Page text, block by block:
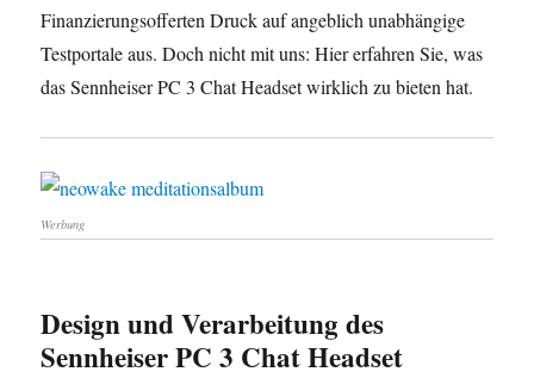
Finanzierungsofferten Druck auf angeblich unabhängige
Testportale aus. Doch nicht mit uns: Hier erfahren Sie, was
das Sennheiser PC 3 Chat Headset wirklich zu bieten hat.
Werbung
Design und Verarbeitung des
Sennheiser PC 3 Chat Headset